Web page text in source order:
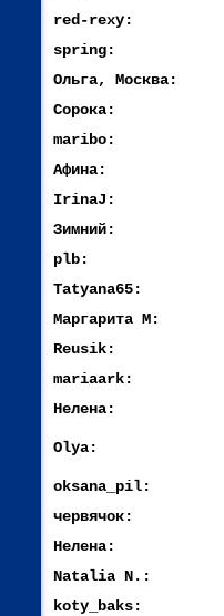
red-rexy:
spring:
Ольга, Москва:
Сорока:
maribo:
Афина:
IrinaJ:
Зимний:
plb:
Tatyana65:
Маргарита М:
Reusik:
mariaark:
Нелена:
Olya:
oksana_pil:
червячок:
Нелена:
Natalia N.:
koty_baks: